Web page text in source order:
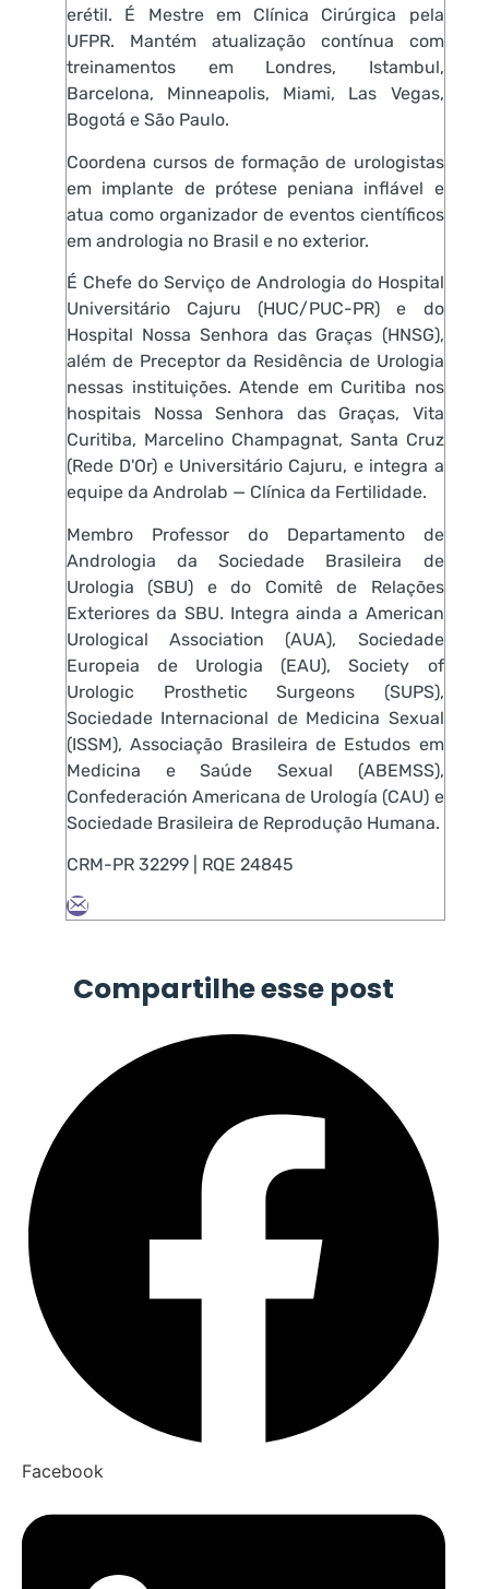
erétil. É Mestre em Clínica Cirúrgica pela
UFPR. Mantém atualização contínua com
treinamentos em Londres, Istambul,
Barcelona, Minneapolis, Miami, Las Vegas,
Bogotá e São Paulo.
Coordena cursos de formação de urologistas
em implante de prótese peniana inflável e
atua como organizador de eventos científicos
em andrologia no Brasil e no exterior.
É Chefe do Serviço de Andrologia do Hospital
Universitário Cajuru (HUC/PUC-PR) e do
Hospital Nossa Senhora das Graças (HNSG),
além de Preceptor da Residência de Urologia
nessas instituições. Atende em Curitiba nos
hospitais Nossa Senhora das Graças, Vita
Curitiba, Marcelino Champagnat, Santa Cruz
(Rede D'Or) e Universitário Cajuru, e integra a
equipe da Androlab — Clínica da Fertilidade.
Membro Professor do Departamento de
Andrologia da Sociedade Brasileira de
Urologia (SBU) e do Comitê de Relações
Exteriores da SBU. Integra ainda a American
Urological Association (AUA), Sociedade
Europeia de Urologia (EAU), Society of
Urologic Prosthetic Surgeons (SUPS),
Sociedade Internacional de Medicina Sexual
(ISSM), Associação Brasileira de Estudos em
Medicina e Saúde Sexual (ABEMSS),
Confederación Americana de Urología (CAU) e
Sociedade Brasileira de Reprodução Humana.
CRM-PR 32299 | RQE 24845
Compartilhe esse post
Facebook